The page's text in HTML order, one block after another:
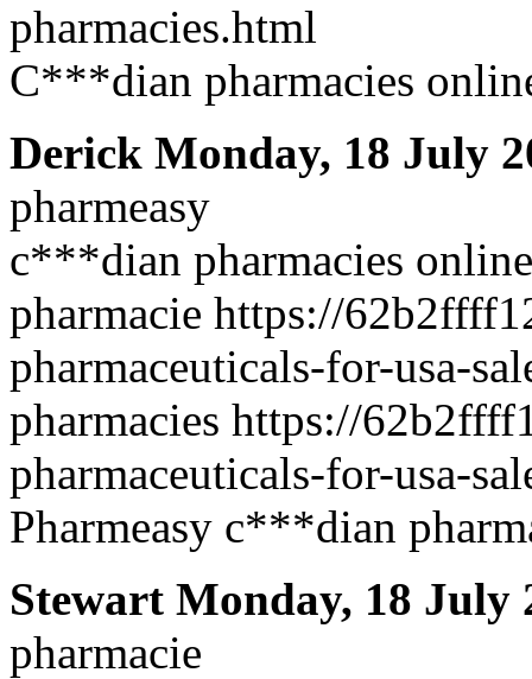
pharmacies.html
C***dian pharmacies
Derick Monday, 18 July
pharmeasy
c***dian pharmacies
pharmacie https://
pharmaceuticals-for-usa-
pharmacies https://
pharmaceuticals-for-usa-
Pharmeasy c***dian
Stewart Monday, 18 July
pharmacie